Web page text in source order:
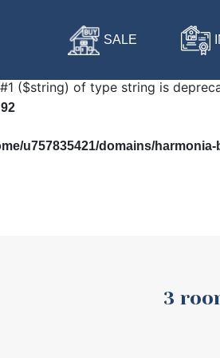
in/home/u757835421/
($string) of type string is
92
SALE
u757835421/domains/
3